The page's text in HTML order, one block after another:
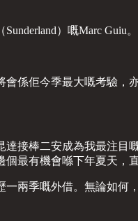
）嘅Marc Guiu。
係佢今季最大嘅考驗，
接棒二安成為我最注目
最有機會喺下年夏天，
兩季嘅外借。無論如何